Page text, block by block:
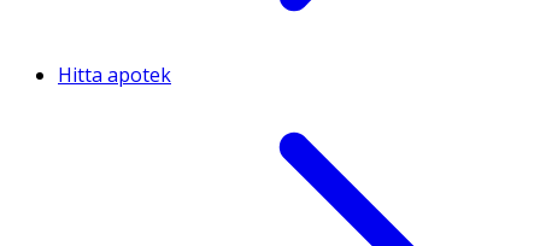
Hitta apotek